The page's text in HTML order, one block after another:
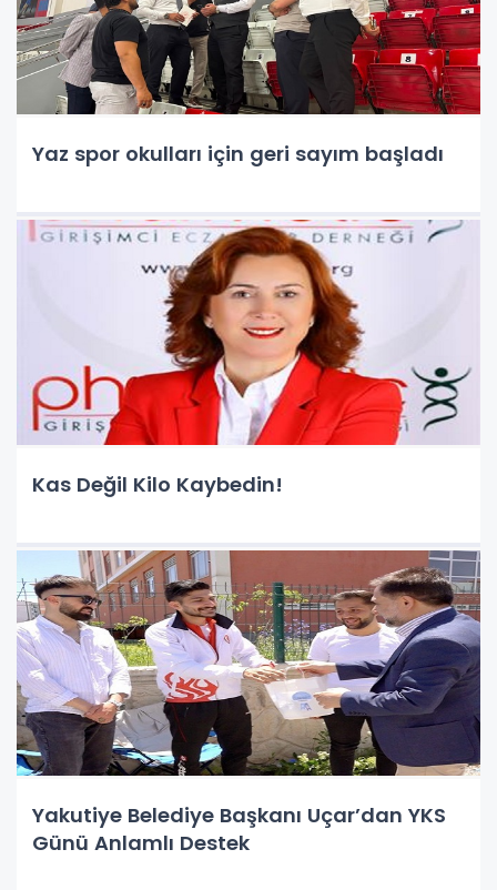
Yaz spor okulları için geri sayım başladı
Kas Değil Kilo Kaybedin!
Yakutiye Belediye Başkanı Uçar’dan YKS
Günü Anlamlı Destek